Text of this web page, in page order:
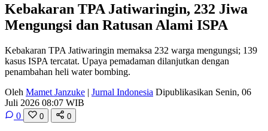
Kebakaran TPA Jatiwaringin, 232 Jiwa
Mengungsi dan Ratusan Alami ISPA
Kebakaran TPA Jatiwaringin memaksa 232 warga mengungsi; 139
kasus ISPA tercatat. Upaya pemadaman dilanjutkan dengan
penambahan heli water bombing.
Oleh Mamet Janzuke | Jurnal Indonesia Dipublikasikan Senin, 06
Juli 2026 08:07 WIB
0
0 0